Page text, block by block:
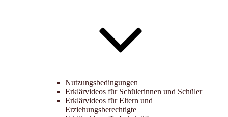
Nutzungsbedingungen
Erklärvideos für Schülerinnen und Schüler
Erklärvideos für Eltern und
Erziehungsberechtigte